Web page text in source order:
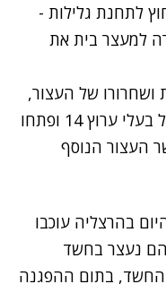
לתחנת גלילות -
למעצר בית את
ושחרורו של העצור,
כמה עשרות מפגינים שבו לביתו של בעלי ערוץ 14 ופתחו
העצור הנוסף
בהרצליה עוכבו
נעצר בחשד
החשד, בתום ההפגנה